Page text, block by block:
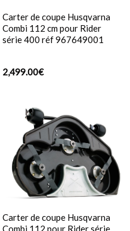
Carter de coupe Husqvarna
Combi 112 cm pour Rider
série 400 réf 967649001
2,499.00€
Carter de coupe Husqvarna
Combi 112 pour Rider série